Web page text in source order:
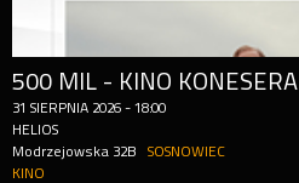
500 MIL - KINO KONESERA
31 SIERPNIA 2026 -18:00
HELIOS
Modrzejowska 32B
SOSNOWIEC
KINO